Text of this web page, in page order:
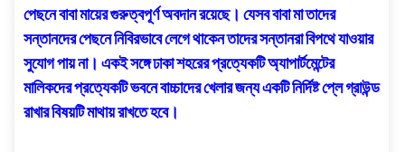
পেছনে বাবা মায়ের গুরুত্বপূর্ণ অবদান রয়েছে। যেসব বাবা মা তাদের
সন্তানদের পেছনে নিবিরভাবে লেগে থাকেন তাদের সন্তানরা বিপথে যাওয়ার
সুযোগ পায় না। একই সঙ্গে ঢাকা শহরের প্রত্যেকটি অ্যাপার্টমেন্টের
মালিকদের প্রত্যেকটি ভবনে বাচ্চাদের খেলার জন্য একটি নির্দিষ্ট প্লে গ্রাউন্ড
রাখার বিষয়টি মাথায় রাখতে হবে।